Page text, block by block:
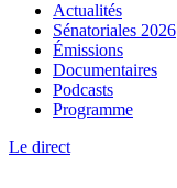
Actualités
Sénatoriales 2026
Émissions
Documentaires
Podcasts
Programme
Le direct